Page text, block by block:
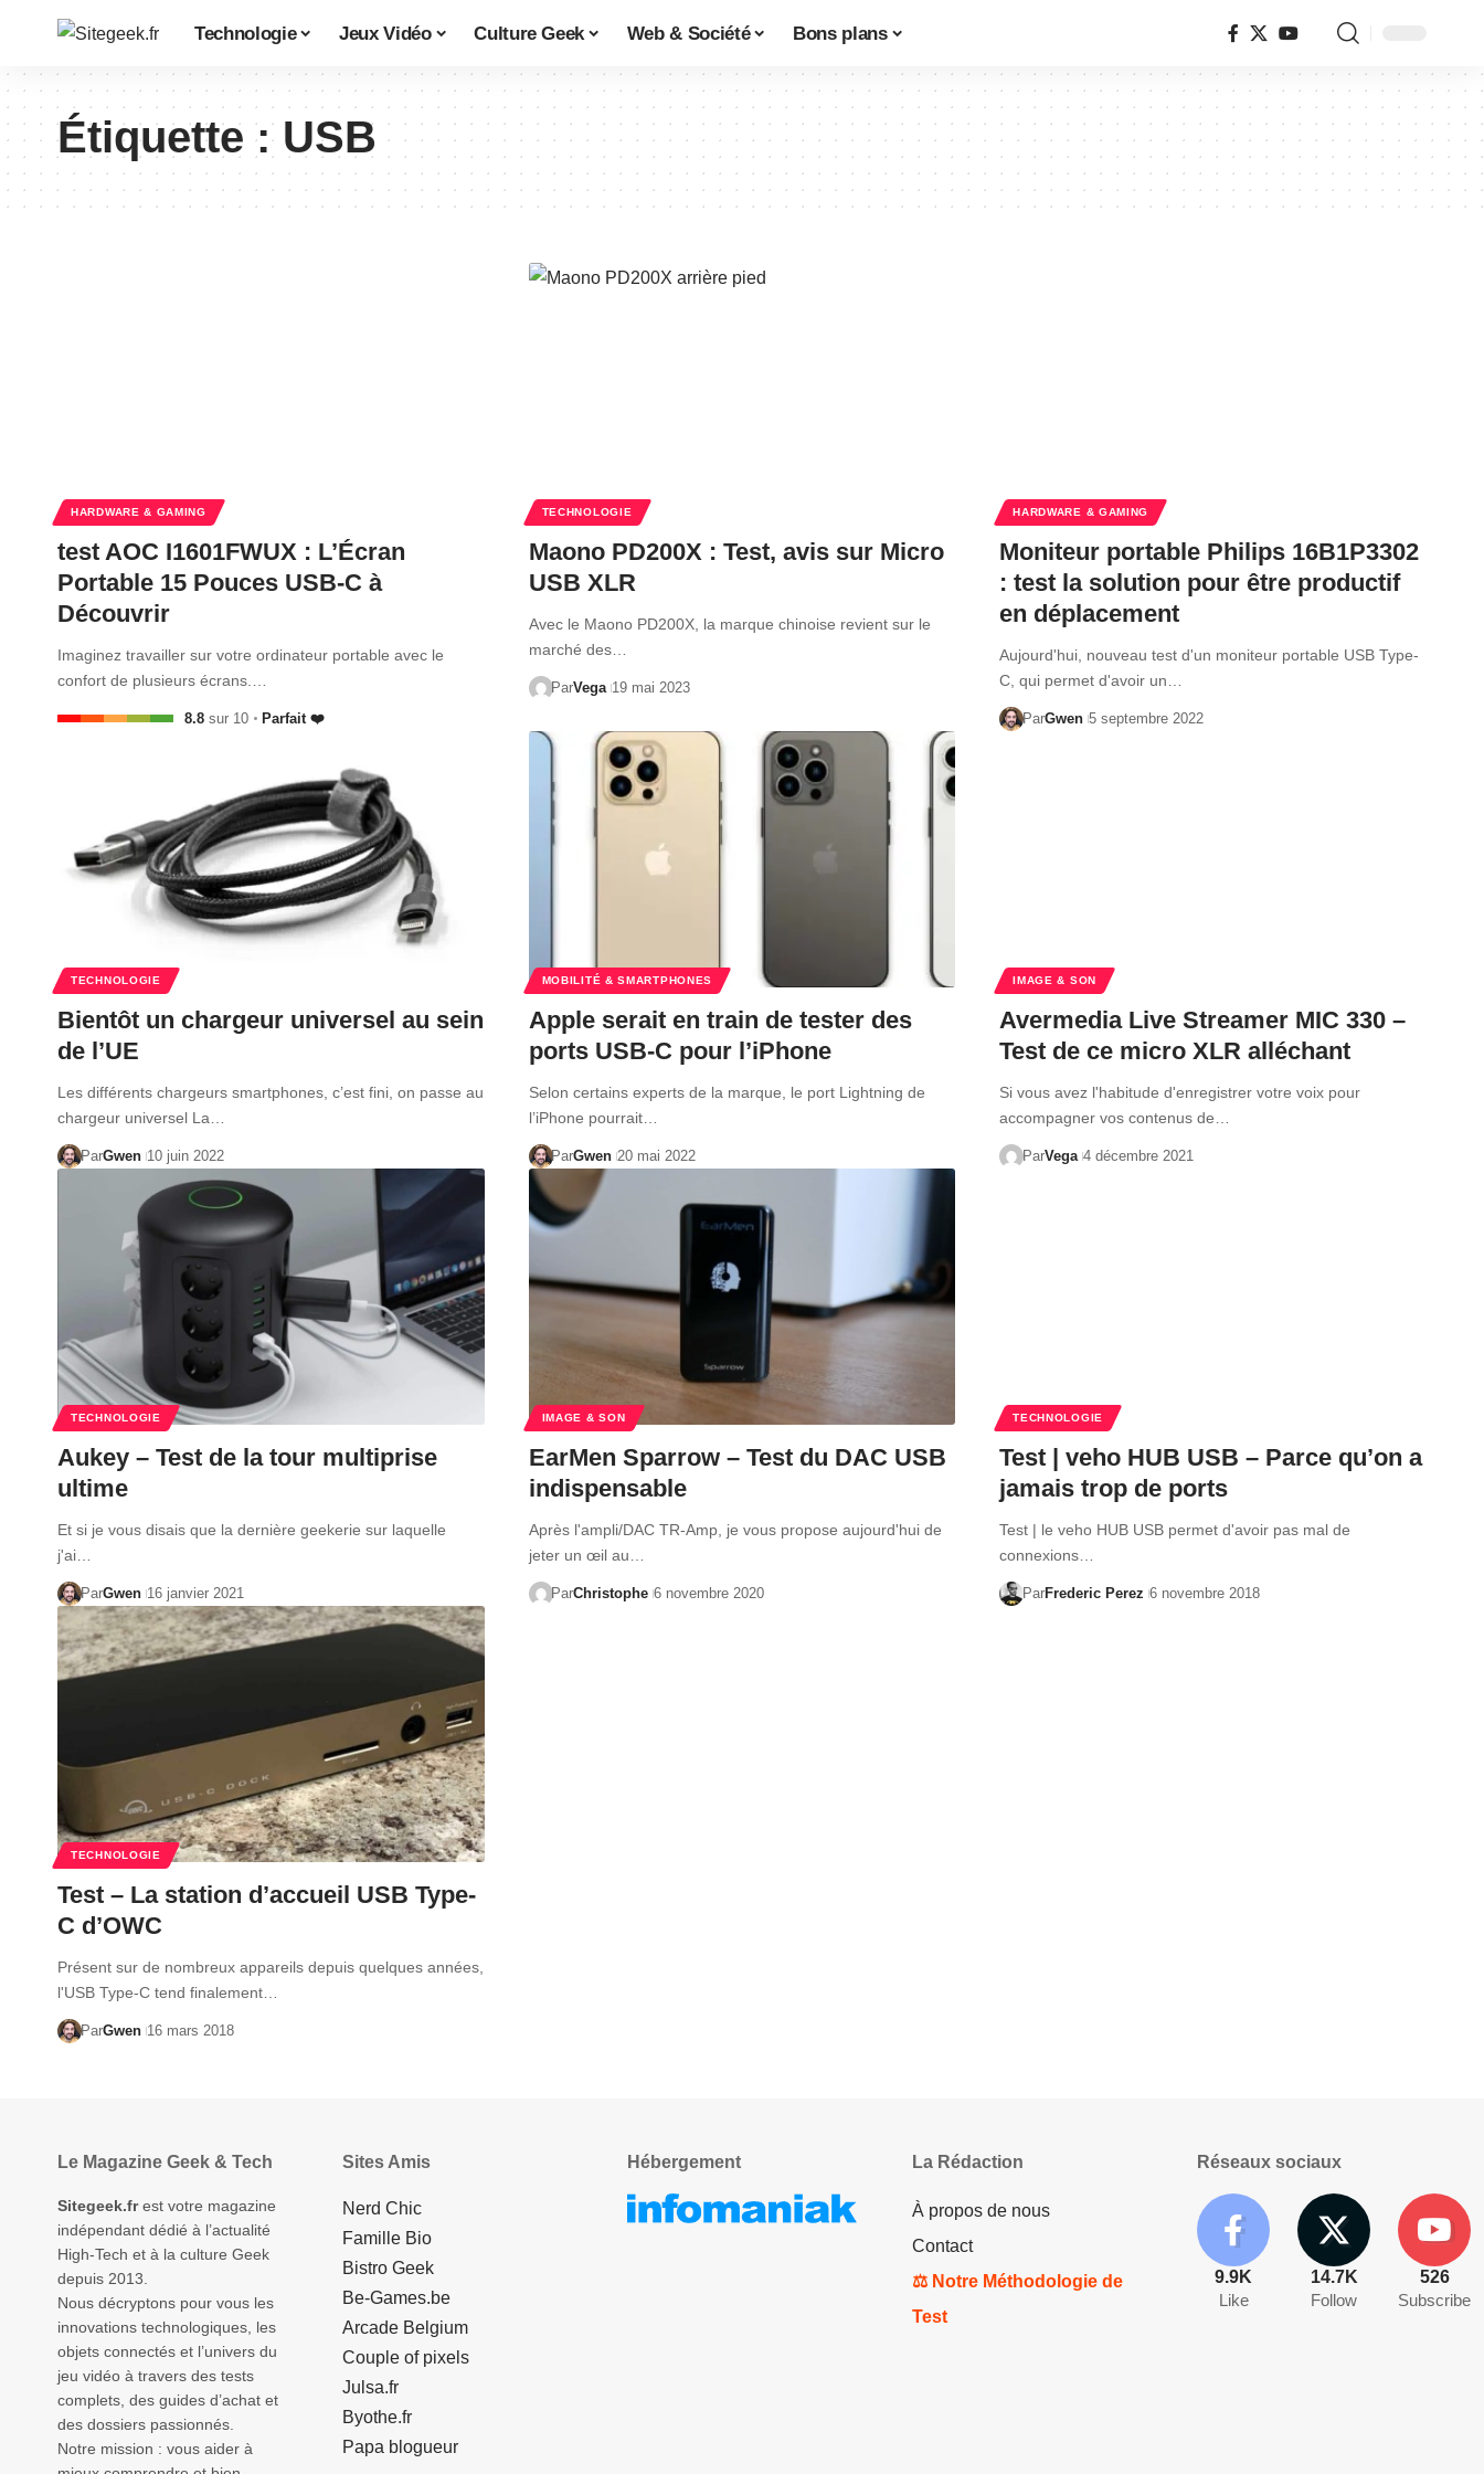
Technologie Jeux Vidéo Culture Geek Web & Société Bons plans
Étiquette : USB
HARDWARE & GAMING
test AOC I1601FWUX : L’Écran
Portable 15 Pouces USB-C à
Découvrir
Imaginez travailler sur votre ordinateur portable avec le
confort de plusieurs écrans.…
8.8 sur 10 Parfait ❤️
TECHNOLOGIE
Maono PD200X : Test, avis sur Micro
USB XLR
Avec le Maono PD200X, la marque chinoise revient sur le
marché des…
ParVega 19 mai 2023
HARDWARE & GAMING
Moniteur portable Philips 16B1P3302
: test la solution pour être productif
en déplacement
Aujourd'hui, nouveau test d'un moniteur portable USB Type-
C, qui permet d'avoir un…
ParGwen 5 septembre 2022
TECHNOLOGIE
Bientôt un chargeur universel au sein
de l’UE
Les différents chargeurs smartphones, c’est fini, on passe au
chargeur universel La…
ParGwen 10 juin 2022
MOBILITÉ & SMARTPHONES
Apple serait en train de tester des
ports USB-C pour l’iPhone
Selon certains experts de la marque, le port Lightning de
l’iPhone pourrait…
ParGwen 20 mai 2022
IMAGE & SON
Avermedia Live Streamer MIC 330 –
Test de ce micro XLR alléchant
Si vous avez l'habitude d'enregistrer votre voix pour
accompagner vos contenus de…
ParVega 4 décembre 2021
TECHNOLOGIE
Aukey – Test de la tour multiprise
ultime
Et si je vous disais que la dernière geekerie sur laquelle
j'ai…
ParGwen 16 janvier 2021
IMAGE & SON
EarMen Sparrow – Test du DAC USB
indispensable
Après l'ampli/DAC TR-Amp, je vous propose aujourd'hui de
jeter un œil au…
ParChristophe 6 novembre 2020
TECHNOLOGIE
Test | veho HUB USB – Parce qu’on a
jamais trop de ports
Test | le veho HUB USB permet d'avoir pas mal de
connexions…
ParFrederic Perez 6 novembre 2018
TECHNOLOGIE
Test – La station d’accueil USB Type-
C d’OWC
Présent sur de nombreux appareils depuis quelques années,
l'USB Type-C tend finalement…
ParGwen 16 mars 2018
Le Magazine Geek & Tech
Sitegeek.frest votre magazine
indépendant dédié à l’actualité
High-Tech et à la culture Geek
depuis 2013.
Nous décryptons pour vous les
innovations technologiques, les
objets connectés et l’univers du
jeu vidéo à travers des tests
complets, des guides d’achat et
des dossiers passionnés.
Notre mission : vous aider à
Sites Amis
Nerd Chic
Famille Bio
Bistro Geek
Be-Games.be
Arcade Belgium
Couple of pixels
Julsa.fr
Byothe.fr
Papa blogueur
Hébergement La Rédaction
À propos de nous
Contact
⚖️ Notre Méthodologie de
Test
Réseaux sociaux
9.9K
Like
14.7K
Follow
526
Subscribe